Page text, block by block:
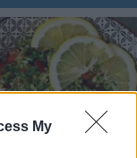
My